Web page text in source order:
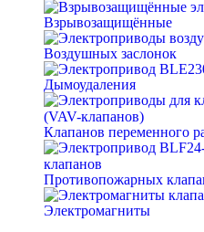
Взрывозащищённые
Воздушных заслонок
Дымоудаления
Клапанов переменного
Противопожарных
Электромагниты